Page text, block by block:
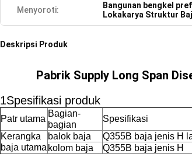
Menyoroti: Bangunan bengkel
Lokakarya Struktur
Deskripsi Produk
Pabrik Supply Long Span
1Spesifikasi produk
Patr utama
Bagian-
bagian
Spesifikasi
Kerangka
baja utama
balok baja
Q355B baja jenis H
kolom baja
Q355B baja jenis H